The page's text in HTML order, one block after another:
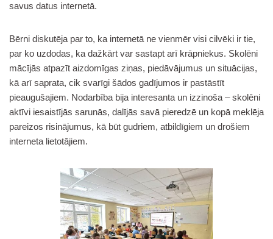
savus datus internetā.
Bērni diskutēja par to, ka internetā ne vienmēr visi cilvēki ir tie,
par ko uzdodas, ka dažkārt var sastapt arī krāpniekus. Skolēni
mācījās atpazīt aizdomīgas ziņas, piedāvājumus un situācijas,
kā arī saprata, cik svarīgi šādos gadījumos ir pastāstīt
pieaugušajiem. Nodarbība bija interesanta un izzinoša – skolēni
aktīvi iesaistījās sarunās, dalījās savā pieredzē un kopā meklēja
pareizos risinājumus, kā būt gudriem, atbildīgiem un drošiem
interneta lietotājiem.